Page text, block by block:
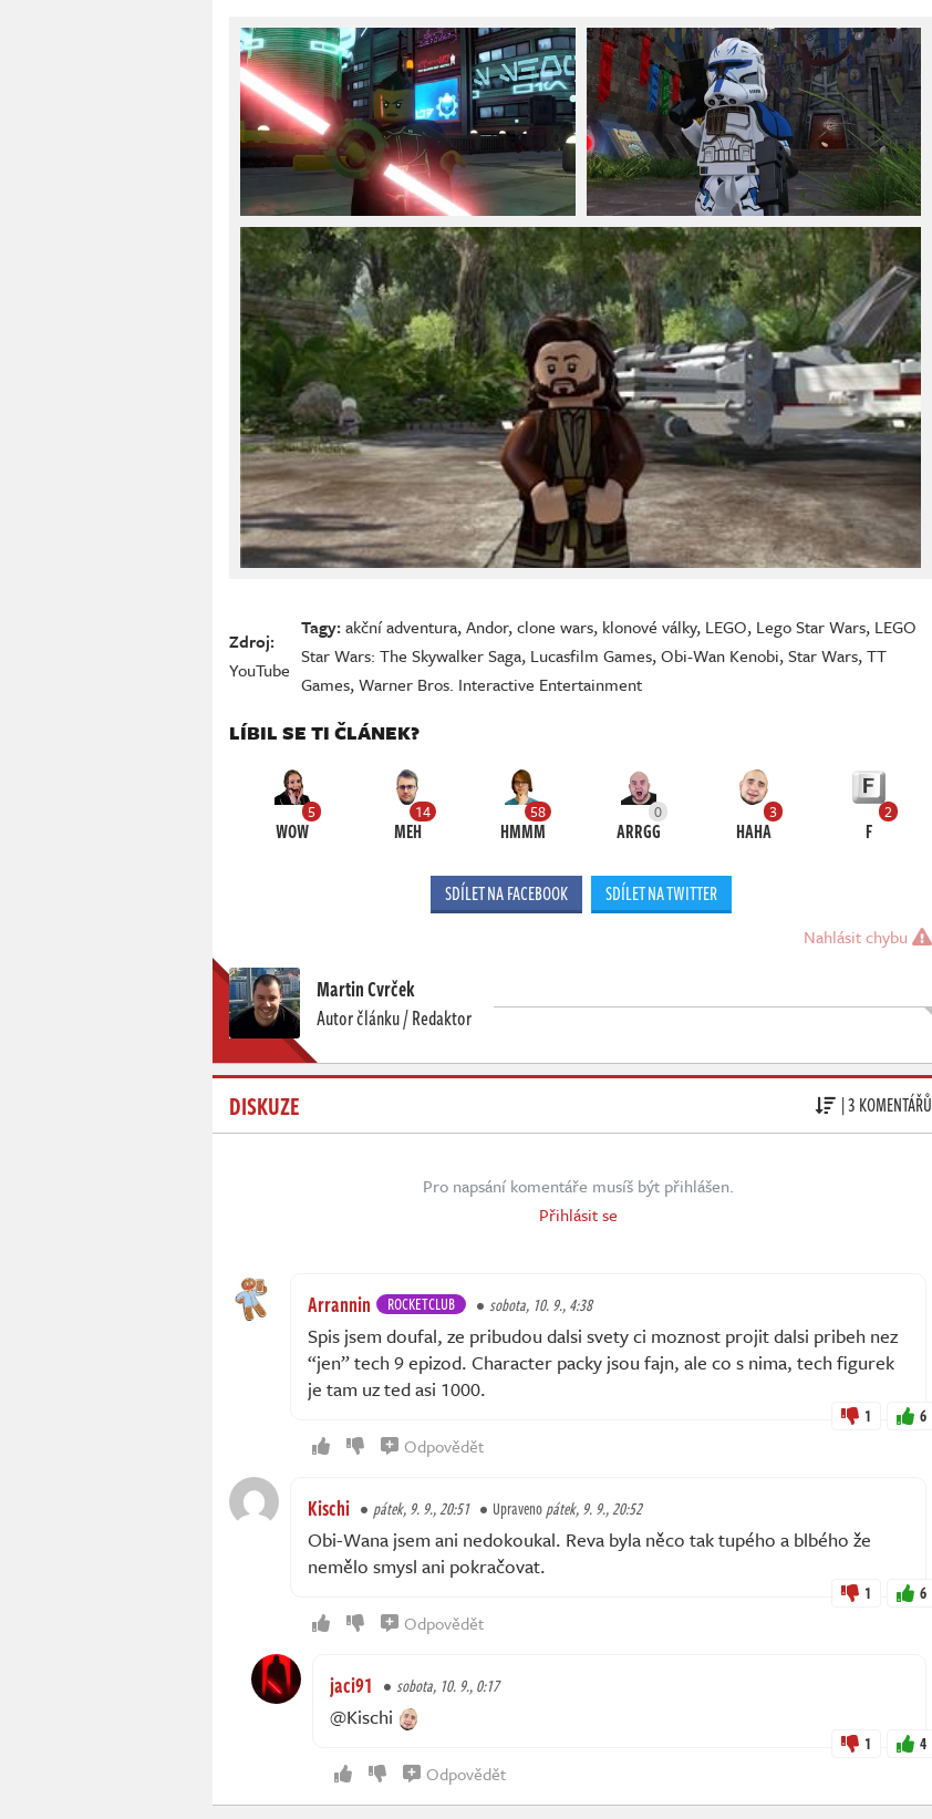
Zdroj:
YouTube
Tagy:akční adventura,Andor,clone wars, klonové války, LEGO, Lego Star Wars, LEGO
Star Wars: The Skywalker Saga, Lucasfilm Games,Obi-Wan Kenobi,Star Wars,TT
Games,Warner Bros. Interactive Entertainment
LÍBIL SE TI ČLÁNEK?
5
WOW
14
MEH
58
HMMM
0
ARRGG
3
HAHA
2
F
SDÍLET NA FACEBOOK SDÍLET NA TWITTER
Nahlásit chybu
Martin Cvrček
Autor článku / Redaktor
DISKUZE | 3 KOMENTÁŘŮ
Pro napsání komentáře musíš být přihlášen.
Přihlásit se
Arrannin ROCKETCLUB sobota, 10. 9., 4:38
Spis jsem doufal, ze pribudou dalsi svety ci moznost projit dalsi pribeh nez
“jen” tech 9 epizod. Character packy jsou fajn, ale co s nima, tech figurek
je tam uz ted asi 1000.
1 6
Odpovědět
Kischi pátek, 9. 9., 20:51 Upravenopátek, 9. 9., 20:52
Obi-Wana jsem ani nedokoukal. Reva byla něco tak tupého a blbého že
nemělo smysl ani pokračovat.
1 6
Odpovědět
jaci91 sobota, 10. 9., 0:17
@Kischi
1 4
Odpovědět